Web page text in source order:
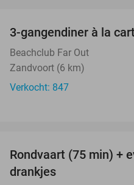
3-gangendiner à la
Beachclub Far Out
Zandvoort (6 km)
Verkocht: 847
Rondvaart (75 min) +
drankjes